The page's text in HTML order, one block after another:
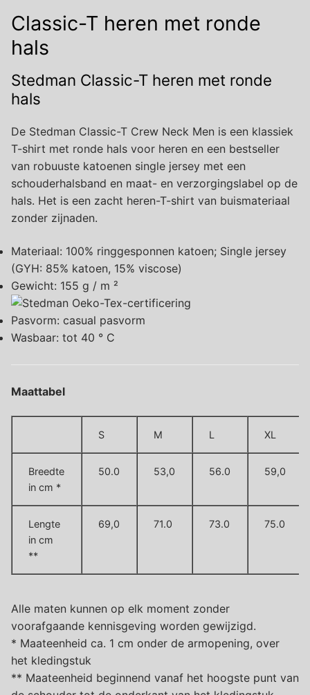
Classic-T heren met ronde
hals
Stedman Classic-T heren met ronde
hals
De Stedman Classic-T Crew Neck Men is een klassiek
T-shirt met ronde hals voor heren en een bestseller
van robuuste katoenen single jersey met een
schouderhalsband en maat- en verzorgingslabel op de
hals. Het is een zacht heren-T-shirt van buismateriaal
zonder zijnaden.
Materiaal: 100% ringgesponnen katoen; Single jersey
(GYH: 85% katoen, 15% viscose)
Gewicht: 155 g / m ²
Pasvorm: casual pasvorm
Wasbaar: tot 40 ° C
Maattabel
S M L XL
Breedte
in cm *
50.0 53,0 56.0 59,0
Lengte
in cm
**
69,0 71.0 73.0 75.0
Alle maten kunnen op elk moment zonder
voorafgaande kennisgeving worden gewijzigd.
* Maateenheid ca. 1 cm onder de armopening, over
het kledingstuk
** Maateenheid beginnend vanaf het hoogste punt van